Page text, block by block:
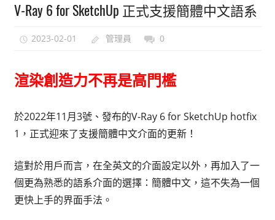
都
上
的
3D
體
V-Ray 6 for SketchUp 正式支援簡體中文語系
2023-02-01 管理員 0
渲染創造力不再是高門檻
於2022年11月3號、發布的V-Ray 6 for SketchUp hotfix
1，正式迎來了支援簡體中文介面的更新！
這對於用戶而言，在全英文的介面設定以外，再加入了一
個更為熟悉的語系介面的選擇：簡體中文，這不失為一個
更快上手的界面手法。